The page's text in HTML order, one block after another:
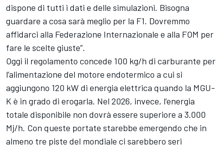
dispone di tutti i dati e delle simulazioni. Bisogna
guardare a cosa sarà meglio per la F1. Dovremmo
affidarci alla Federazione Internazionale e alla FOM per
fare le scelte giuste”.
Oggi il regolamento concede 100 kg/h di carburante per
l’alimentazione del motore endotermico a cui si
aggiungono 120 kW di energia elettrica quando la MGU-
K è in grado di erogarla. Nel 2026, invece, l’energia
totale disponibile non dovrà essere superiore a 3.000
Mj/h. Con queste portate starebbe emergendo che in
almeno tre piste del mondiale ci sarebbero seri